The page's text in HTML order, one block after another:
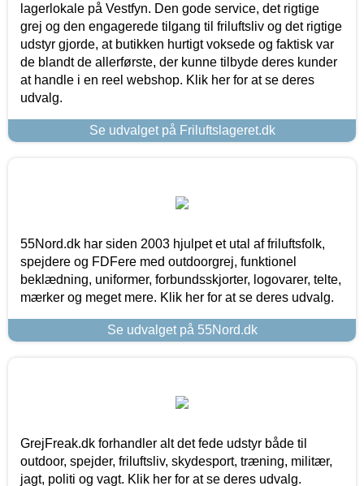
lagerlokale på Vestfyn. Den gode service, det rigtige
grej og den engagerede tilgang til friluftsliv og det rigtige
udstyr gjorde, at butikken hurtigt voksede og faktisk var
de blandt de allerførste, der kunne tilbyde deres kunder
at handle i en reel webshop. Klik her for at se deres
udvalg.
Se udvalget på Friluftslageret.dk
55Nord.dk har siden 2003 hjulpet et utal af friluftsfolk,
spejdere og FDFere med outdoorgrej, funktionel
beklædning, uniformer, forbundsskjorter, logovarer, telte,
mærker og meget mere. Klik her for at se deres udvalg.
Se udvalget på 55Nord.dk
GrejFreak.dk forhandler alt det fede udstyr både til
outdoor, spejder, friluftsliv, skydesport, træning, militær,
jagt, politi og vagt. Klik her for at se deres udvalg.